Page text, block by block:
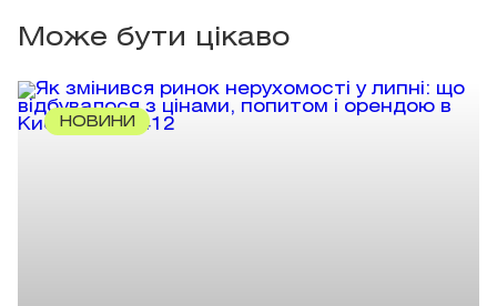
Може бути цікаво
НОВИНИ